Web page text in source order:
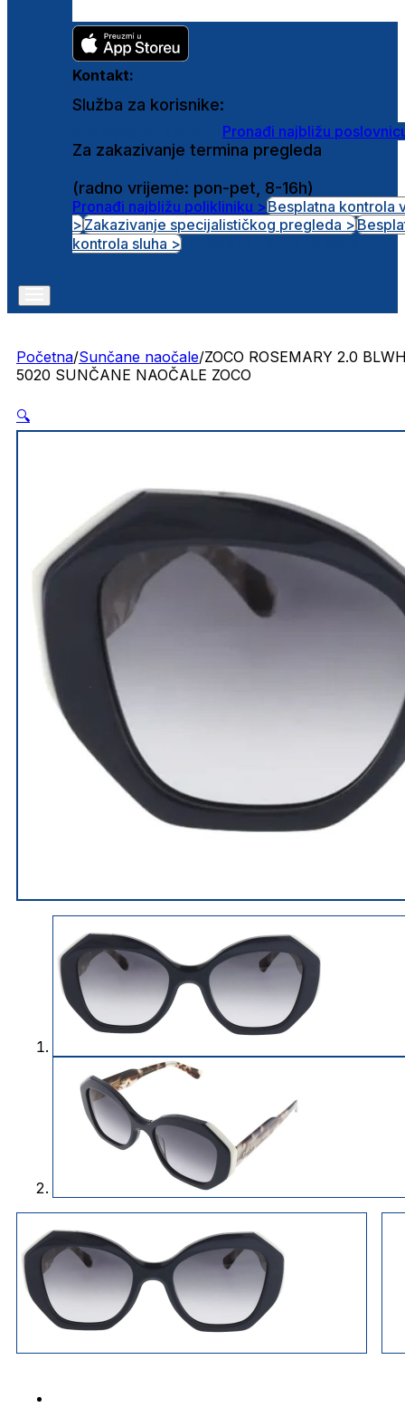
Kontakt:
Služba za korisnike:
Pronađi najbližu
Za zakazivanje termina pregleda
(radno vrijeme: pon-pet, 8-16h)
Pronađi najbližu polikliniku >Besplatna kontrola
>Zakazivanje specijalističkog pregleda >
kontrola sluha >
Početna/Sunčane naočale/ZOCO ROSEMARY 2.0
5020 SUNČANE NAOČALE ZOCO
🔍